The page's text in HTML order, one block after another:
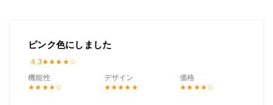
ピンク色にしました
4.3
機能性
デザイン 価格